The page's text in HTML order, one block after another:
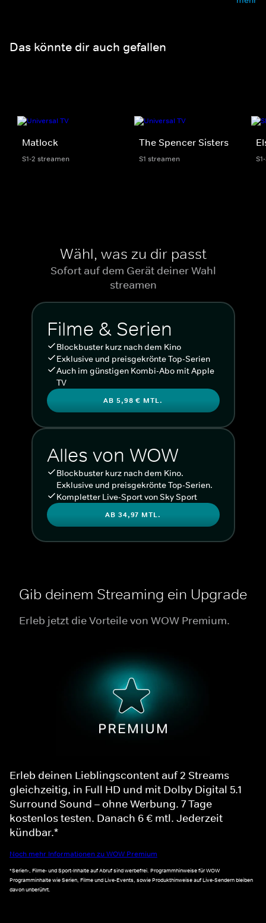
Das könnte dir auch gefallen
Matlock
S1-2 streamen
The Spencer Sisters
S1 streamen
Wähl, was zu dir passt
Sofort auf dem Gerät deiner Wahl
streamen
Filme & Serien
Blockbuster kurz nach dem Kino
Exklusive und preisgekrönte Top-Serien
Auch im günstigen Kombi-Abo mit Apple
TV
AB 5,98 € MTL.
Alles von WOW
Blockbuster kurz nach dem Kino.
Exklusive und preisgekrönte Top-Serien.
Kompletter Live-Sport von Sky Sport
AB 34,97 MTL.
Gib deinem Streaming ein Upgrade
Erleb jetzt die Vorteile von WOW Premium.
Erleb deinen Lieblingscontent auf 2 Streams
gleichzeitig, in Full HD und mit Dolby Digital 5.1
Surround Sound – ohne Werbung. 7 Tage
kostenlos testen. Danach 6 € mtl. Jederzeit
kündbar.*
Noch mehr Informationen zu WOW Premium
*Serien-, Filme- und Sport-Inhalte auf Abruf sind werbefrei. Programmhinweise für WOW
Programminhalte wie Serien, Filme und Live-Events, sowie Produkthinweise auf Live-Sendern bleiben
davon unberührt.